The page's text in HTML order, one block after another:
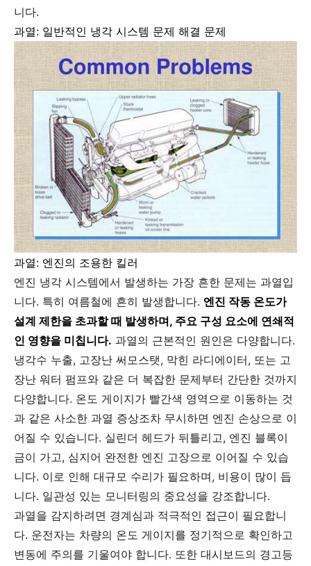
니다.
과열: 일반적인 냉각 시스템 문제 해결 문제
과열: 엔진의 조용한 킬러
엔진 냉각 시스템에서 발생하는 가장 흔한 문제는 과열입
니다. 특히 여름철에 흔히 발생합니다. 엔진 작동 온도가
설계 제한을 초과할 때 발생하며, 주요 구성 요소에 연쇄적
인 영향을 미칩니다. 과열의 근본적인 원인은 다양합니다.
냉각수 누출, 고장난 써모스탯, 막힌 라디에이터, 또는 고
장난 워터 펌프와 같은 더 복잡한 문제부터 간단한 것까지
다양합니다. 온도 게이지가 빨간색 영역으로 이동하는 것
과 같은 사소한 과열 증상조차 무시하면 엔진 손상으로 이
어질 수 있습니다. 실린더 헤드가 뒤틀리고, 엔진 블록이
금이 가고, 심지어 완전한 엔진 고장으로 이어질 수 있습
니다. 이로 인해 대규모 수리가 필요하며, 비용이 많이 듭
니다. 일관성 있는 모니터링의 중요성을 강조합니다.
과열을 감지하려면 경계심과 적극적인 접근이 필요합니
다. 운전자는 차량의 온도 게이지를 정기적으로 확인하고
변동에 주의를 기울여야 합니다. 또한 대시보드의 경고등